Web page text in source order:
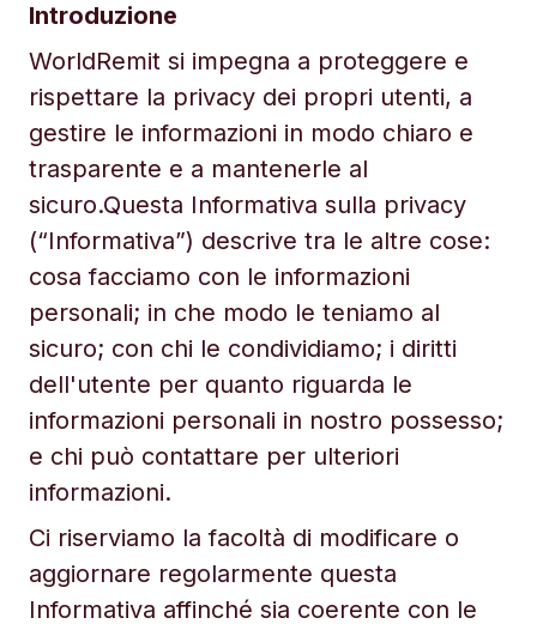
Introduzione
WorldRemit si impegna a proteggere e
rispettare la privacy dei propri utenti, a
gestire le informazioni in modo chiaro e
trasparente e a mantenerle al
sicuro.Questa Informativa sulla privacy
(“Informativa”) descrive tra le altre cose:
cosa facciamo con le informazioni
personali; in che modo le teniamo al
sicuro; con chi le condividiamo; i diritti
dell'utente per quanto riguarda le
informazioni personali in nostro possesso;
e chi può contattare per ulteriori
informazioni.
Ci riserviamo la facoltà di modificare o
aggiornare regolarmente questa
Informativa affinché sia coerente con le